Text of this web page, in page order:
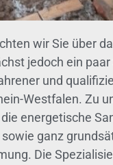
wir Sie über
jedoch ein
und
Westfalen. Zu
energetische
ganz
Die